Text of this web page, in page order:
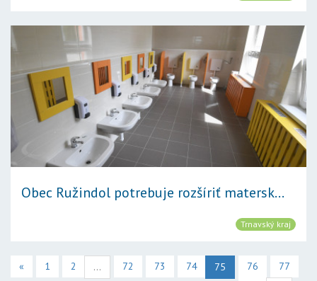
Obec Ružindol potrebuje rozšíriť matersk...
Trnavský kraj
« 1 2 ... 72 73 74 75 76
77